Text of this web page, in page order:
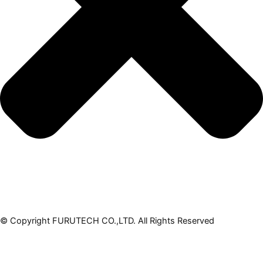
© Copyright FURUTECH CO.,LTD. All Rights Reserved